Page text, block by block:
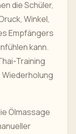
die Schüler,
Winkel,
Empfängers
kann.
Training
Ölmassage